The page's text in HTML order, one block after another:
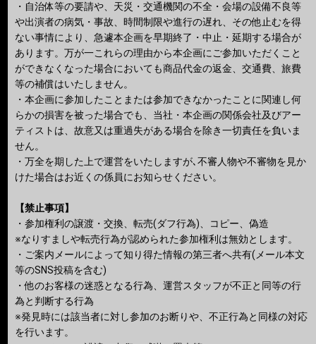
・自治体等の要請や、天災・交通機関の不全・会場の設備不良等
や出演者の病気・事故、時間制限や進行の遅れ、その他止むを得
ない事情により、急遽本企画を早期終了・中止・延期する場合が
あります。万が一これらの理由から本企画にご参加いただくこと
ができなくなった場合においても商品代金の返金、交通費、旅費
等の補償はいたしません。
・本企画に参加したことまたは参加できなかったことに関連し何
らかの損害を被った場合でも、当社・本企画の関係会社及びアー
ティストは、故意又は重過失がある場合を除き一切責任を負いま
せん。
・万全を期した上で運営をいたしますが､不審人物や不審物を見か
けた場合はお近くの係員にお知らせください。
【禁止事項】
・参加権利の譲渡・交換、転売(ダフ行為)、コピー、偽造
※なりすましや転売行為が認められた参加権利は無効とします。
・ご案内メールによって知り得た情報の第三者へ共有(メール本文
等のSNS投稿を含む)
・他のお客様の迷惑となる行為、運営スタッフが不正と同等の行
為と判断する行為
※発見時には該当者に対し参加のお断りや、不正行為と同様の対応
を行います。